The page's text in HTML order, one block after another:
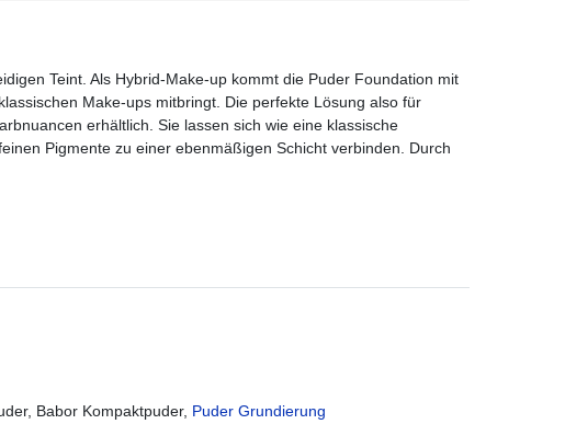
Teint. Als Hybrid-Make-up kommt die Puder Foundation mit
Make-ups mitbringt. Die perfekte Lösung also für
erhältlich. Sie lassen sich wie eine klassische
Pigmente zu einer ebenmäßigen Schicht verbinden. Durch
Babor Kompaktpuder, Puder Grundierung